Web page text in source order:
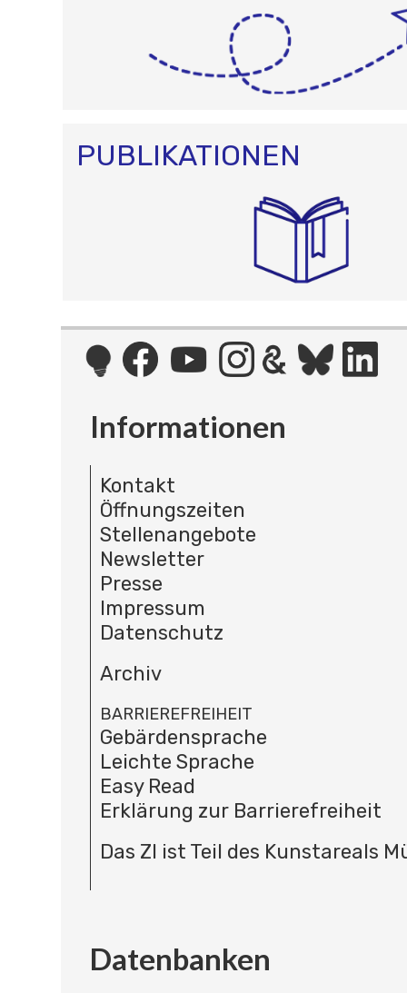
PUBLIKATIONEN
Informationen
Kontakt
Öffnungszeiten
Stellenangebote
Newsletter
Presse
Impressum
Datenschutz
Archiv
BARRIEREFREIHEIT
Gebärdensprache
Leichte Sprache
Easy Read
Erklärung zur Barrierefreiheit
Das ZI ist Teil des Kunstareals
Datenbanken